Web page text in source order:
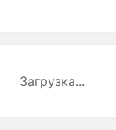
Загрузка...